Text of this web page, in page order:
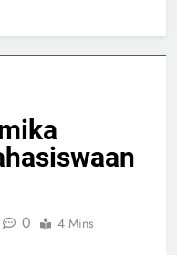
0 4 Mins